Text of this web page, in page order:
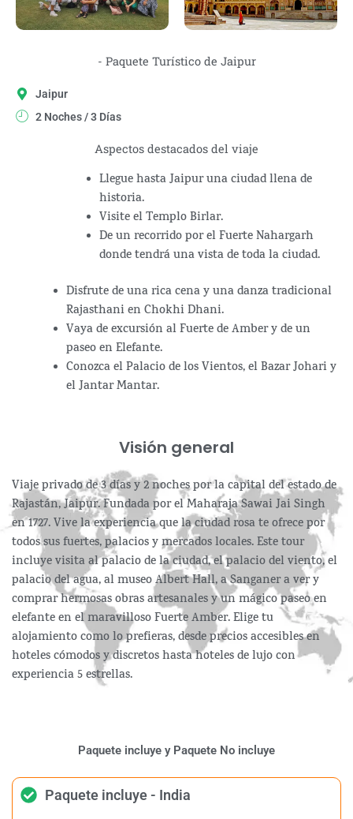
- Paquete Turístico de Jaipur
Jaipur
2 Noches / 3 Días
Aspectos destacados del viaje
Llegue hasta Jaipur una ciudad llena de
historia.
Visite el Templo Birlar.
De un recorrido por el Fuerte Nahargarh
donde tendrá una vista de toda la ciudad.
Disfrute de una rica cena y una danza tradicional
Rajasthani en Chokhi Dhani.
Vaya de excursión al Fuerte de Amber y de un
paseo en Elefante.
Conozca el Palacio de los Vientos, el Bazar Johari y
el Jantar Mantar.
Visión general
Viaje privado de 3 días y 2 noches por la capital del estado de
Rajastán, Jaipur. Fundada por el Maharaja Sawai Jai Singh
en 1727. Vive la experiencia que la ciudad rosa te ofrece por
todos sus fuertes, palacios y mercados locales. Este tour
incluye visita al palacio de la ciudad, el palacio del viento, el
palacio del agua, al museo Albert Hall, a Sanganer a ver y
comprar hermosas obras artesanales y un mágico paseo en
elefante en el maravilloso Fuerte Amber. Elige tu
alojamiento como lo prefieras, desde precios accesibles en
hoteles cómodos y discretos hasta hoteles de lujo con
experiencia 5 estrellas.
Paquete incluye y Paquete No incluye
Paquete incluye - India